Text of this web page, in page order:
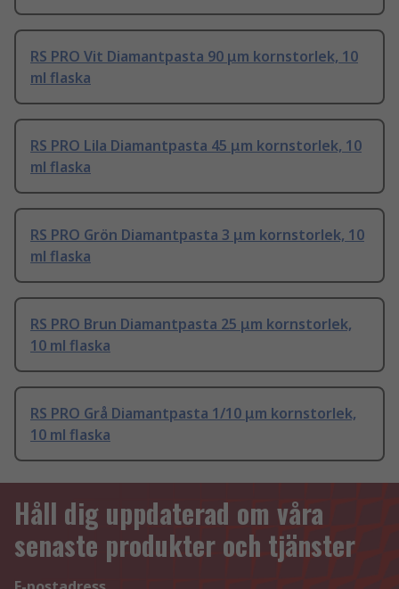
RS PRO Vit Diamantpasta 90 μm kornstorlek, 10
ml flaska
RS PRO Lila Diamantpasta 45 μm kornstorlek, 10
ml flaska
RS PRO Grön Diamantpasta 3 μm kornstorlek, 10
ml flaska
RS PRO Brun Diamantpasta 25 μm kornstorlek,
10 ml flaska
RS PRO Grå Diamantpasta 1/10 μm kornstorlek,
10 ml flaska
Håll dig uppdaterad om våra
senaste produkter och tjänster